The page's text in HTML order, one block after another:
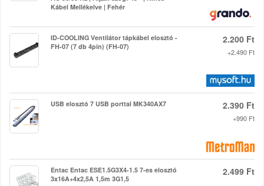
Kábel Mellékelve | Fehér
ID-COOLING Ventilátor tápkábel elosztó -
FH-07 (7 db 4pin) (FH-07)
2.200 Ft
+2.490 Ft
USB elosztó 7 USB porttal MK340AX7 2.390 Ft
+990 Ft
Entac Entac ESE1.5G3X4-1.5 7-es elosztó
3x16A+4x2,5A 1,5m 3G1,5
2.499 Ft